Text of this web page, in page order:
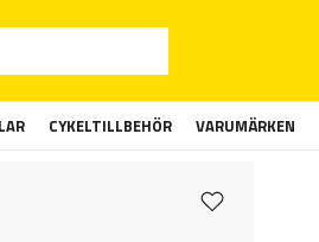
CYKELTILLBEHÖR VARUMÄRKEN